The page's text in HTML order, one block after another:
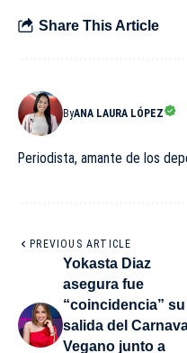
Share This Article
ByANA LAURA LÓPEZ
Periodista, amante de los
PREVIOUS ARTICLE
Yokasta Diaz
asegura fue
“coincidencia” su
salida del
Vegano junto a